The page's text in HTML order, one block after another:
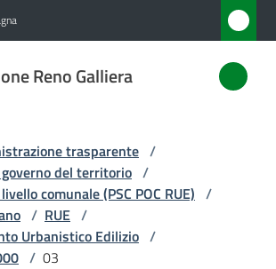
Reno Galliera
trasparente /
del territorio /
comunale (PSC POC RUE) /
/ RUE /
Urbanistico Edilizio /
/ 03